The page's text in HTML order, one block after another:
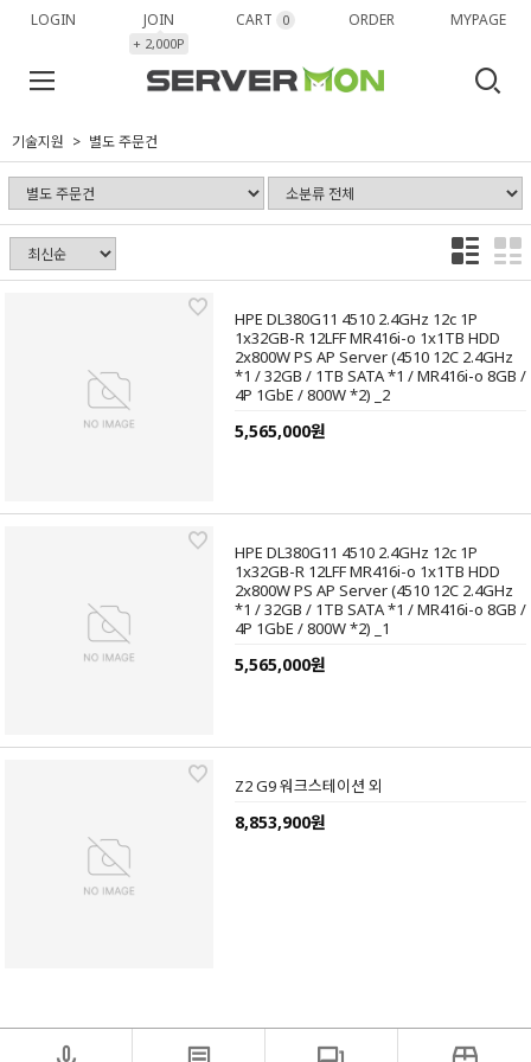
LOGIN JOIN
+ 2,000P
CART 0 ORDER MYPAGE
기술지원 별도 주문건
HPE DL380G11 4510 2.4GHz 12c 1P
1x32GB-R 12LFF MR416i-o 1x1TB HDD
2x800W PS AP Server (4510 12C 2.4GHz
*1 / 32GB / 1TB SATA *1 / MR416i-o 8GB /
4P 1GbE / 800W *2) _2
5,565,000원
HPE DL380G11 4510 2.4GHz 12c 1P
1x32GB-R 12LFF MR416i-o 1x1TB HDD
2x800W PS AP Server (4510 12C 2.4GHz
*1 / 32GB / 1TB SATA *1 / MR416i-o 8GB /
4P 1GbE / 800W *2) _1
5,565,000원
Z2 G9 워크스테이션 외
8,853,900원